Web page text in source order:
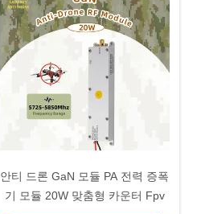
안티 드론 GaN 모듈 PA 전력 증폭
기 모듈 20W 맞춤형 카운터 Fpv